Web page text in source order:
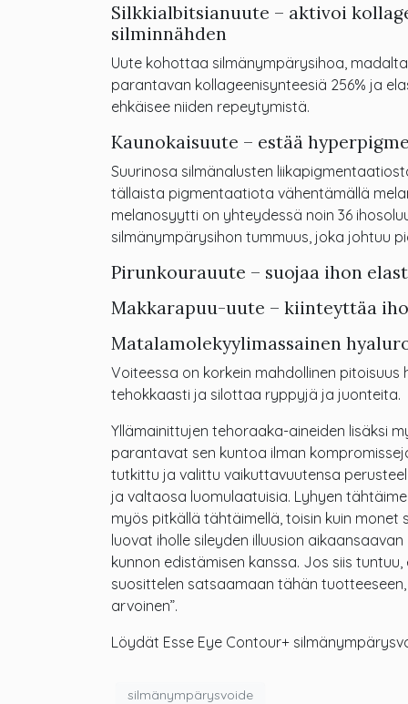
Silkkialbitsianuute – aktivoi
silminnähden
Uute kohottaa silmänympärysihoa,
parantavan kollageenisynteesiä 256% ja
ehkäisee niiden repeytymistä.
Kaunokaisuute – estää
Suurinosa silmänalusten
tällaista pigmentaatiota vähentämällä
melanosyytti on yhteydessä noin 36
silmänympärysihon tummuus, joka johtuu
Pirunkourauute – suojaa ihon
Makkarapuu-uute – kiinteyttäa
Matalamolekyylimassainen
Voiteessa on korkein mahdollinen
tehokkaasti ja silottaa ryppyjä ja juonteita.
Yllämainittujen tehoraaka-aineiden lisäksi
parantavat sen kuntoa ilman
tutkittu ja valittu vaikuttavuutensa
ja valtaosa luomulaatuisia. Lyhyen
myös pitkällä tähtäimellä, toisin kuin
luovat iholle sileyden illuusion
kunnon edistämisen kanssa. Jos siis
suosittelen satsaamaan tähän
arvoinen”.
Löydät Esse Eye Contour+
silmänympärysvoide